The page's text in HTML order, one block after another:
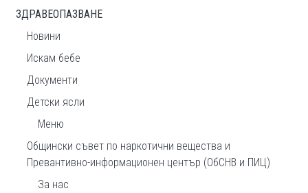
ЗДРАВЕОПАЗВАНЕ
Новини
Искам бебе
Документи
Детски ясли
Меню
Общински съвет по наркотични вещества и
Превантивно-информационен център (ОбСНВ и ПИЦ)
За нас